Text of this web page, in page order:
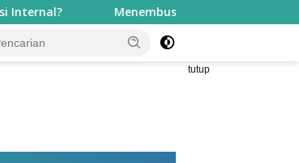
Menembus Sekat Birokrasi dan Apatisme:
tutup